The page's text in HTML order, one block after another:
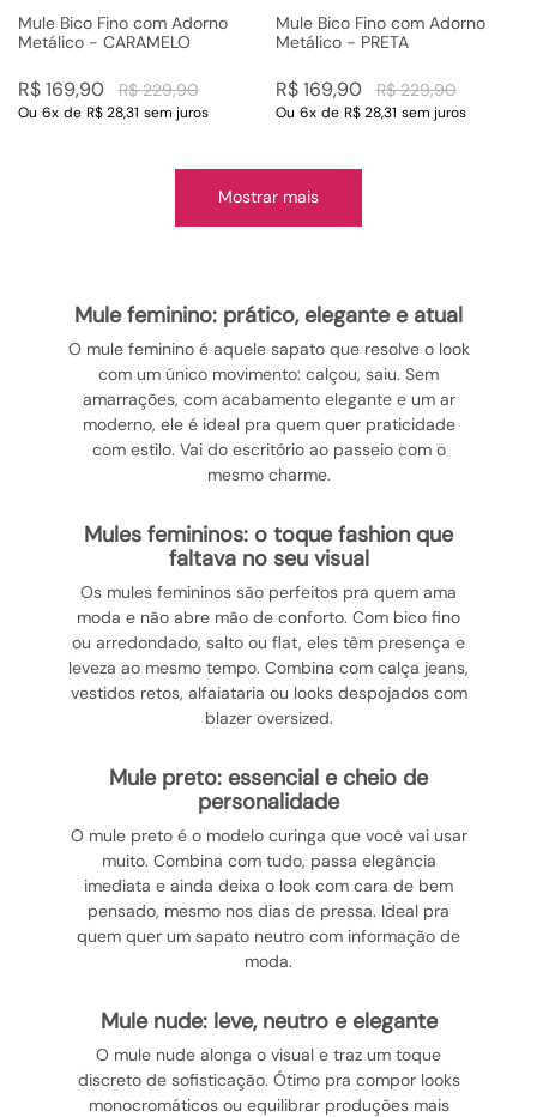
Mule Bico Fino com Adorno
Metálico - CARAMELO
R$ 229,90
R$169,90
Ou 6x de R$ 28,31 sem juros
Mule Bico Fino com Adorno
Metálico - PRETA
R$ 229,90
R$169,90
Ou 6x de R$ 28,31 sem juros
Mostrar mais
mule feminino: prático, elegante e atual
O mule feminino é aquele sapato que resolve o look
com um único movimento: calçou, saiu. Sem
amarrações, com acabamento elegante e um ar
moderno, ele é ideal pra quem quer praticidade
com estilo. Vai do escritório ao passeio com o
mesmo charme.
mules femininos: o toque fashion que
faltava no seu visual
Os mules femininos são perfeitos pra quem ama
moda e não abre mão de conforto. Com bico fino
ou arredondado, salto ou flat, eles têm presença e
leveza ao mesmo tempo. Combina com calça jeans,
vestidos retos, alfaiataria ou looks despojados com
blazer oversized.
mule preto: essencial e cheio de
personalidade
O mule preto é o modelo curinga que você vai usar
muito. Combina com tudo, passa elegância
imediata e ainda deixa o look com cara de bem
pensado, mesmo nos dias de pressa. Ideal pra
quem quer um sapato neutro com informação de
moda.
mule nude: leve, neutro e elegante
O mule nude alonga o visual e traz um toque
discreto de sofisticação. Ótimo pra compor looks
monocromáticos ou equilibrar produções mais